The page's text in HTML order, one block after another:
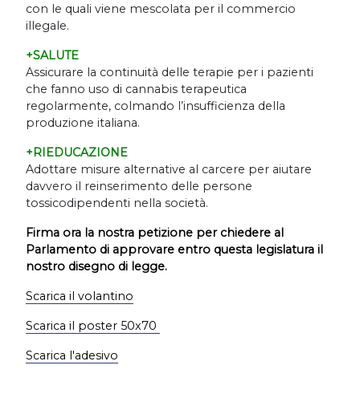
con le quali viene mescolata per il commercio
illegale.
+SALUTE
Assicurare la continuità delle terapie per i pazienti
che fanno uso di cannabis terapeutica
regolarmente, colmando l’insufficienza della
produzione italiana.
+RIEDUCAZIONE
Adottare misure alternative al carcere per aiutare
davvero il reinserimento delle persone
tossicodipendenti nella società.
Firma ora la nostra petizione per chiedere al
Parlamento di approvare entro questa legislatura il
nostro disegno di legge.
Scarica il volantino
Scarica il poster 50x70
Scarica l'adesivo